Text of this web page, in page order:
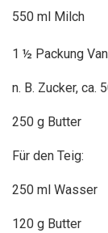
550 ml Milch
1 ½ Packung
n. B. Zucker, ca.
250 g Butter
Für den Teig:
250 ml Wasser
120 g Butter